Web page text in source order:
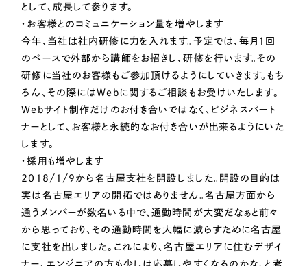
コーポレート・企業サイト
ブランドサイト・サービスサイト （85件）
求人・採用サイト （61件）
ECサイト（オンラインショップ） （43件）
ポータルサイト・メディアサイト （39件）
として、成長して参ります。
・お客様とのコミュニケーション量を増やします
今年、当社は社内研修に力を入れます。予定では、毎月1回
のペースで外部から講師をお招きし、研修を行います。その
研修に当社のお客様もご参加頂けるようにしていきます。もち
ろん、その際にはWebに関するご相談もお受けいたします。
Webサイト制作だけのお付き合いではなく、ビジネスパート
ナーとして、お客様と永続的なお付き合いが出来るようにいた
します。
・採用も増やします
2018/1/9から名古屋支社を開設しました。開設の目的は
実は名古屋エリアの開拓ではありません。名古屋方面から
通うメンバーが数名いる中で、通勤時間が大変だなぁと前々
から思っており、その通勤時間を大幅に減らすために名古屋
に支社を出しました。これにより、名古屋エリアに住むデザイ
ナー、エンジニアの方も少しは応募しやすくなるのかな、と考